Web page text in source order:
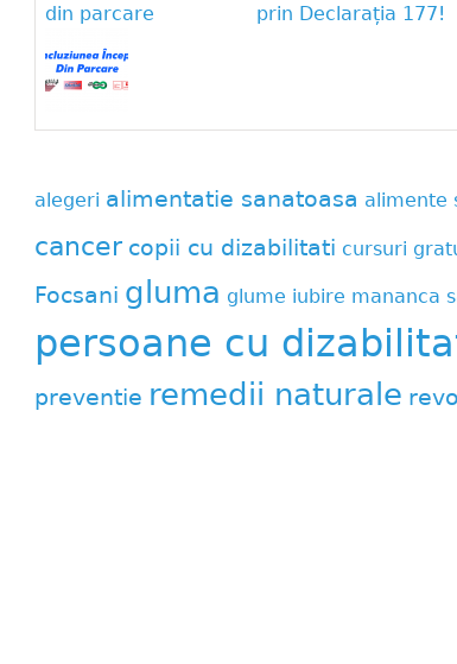
din parcare
prin Declarația 177!
alegeri alimentatie sanatoasa alimente
cancer copii cu dizabilitati cursuri
Focsani gluma glume iubire mananca
persoane cu
preventie remedii naturale